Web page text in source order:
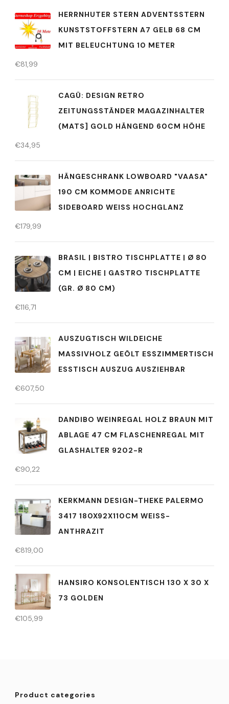
HERRNHUTER STERN ADVENTSSTERN
KUNSTSTOFFSTERN A7 GELB 68 CM
MIT BELEUCHTUNG 10 METER
€81,99
CAGÜ: DESIGN RETRO
ZEITUNGSSTÄNDER MAGAZINHALTER
(MATS] GOLD HÄNGEND 60CM HÖHE
€34,95
HÄNGESCHRANK LOWBOARD "VAASA"
190 CM KOMMODE ANRICHTE
SIDEBOARD WEISS HOCHGLANZ
€179,99
BRASIL | BISTRO TISCHPLATTE | Ø 80
CM | EICHE | GASTRO TISCHPLATTE
(GR. Ø 80 CM)
€116,71
AUSZUGTISCH WILDEICHE
MASSIVHOLZ GEÖLT ESSZIMMERTISCH
ESSTISCH AUSZUG AUSZIEHBAR
€607,50
DANDIBO WEINREGAL HOLZ BRAUN MIT
ABLAGE 47 CM FLASCHENREGAL MIT
GLASHALTER 9202-R
€90,22
KERKMANN DESIGN-THEKE PALERMO
3417 180X92X110CM WEISS-A
NTHRAZIT
€819,00
HANSIRO KONSOLENTISCH 130 X 30 X
73 GOLDEN
€105,99
Product categories